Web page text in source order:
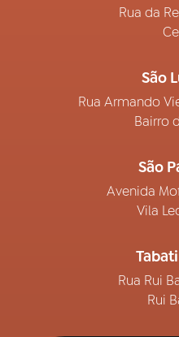
Rua da
São
Rua Armando
Bairro
São
Avenida
Vila
Rua Rui
Rui